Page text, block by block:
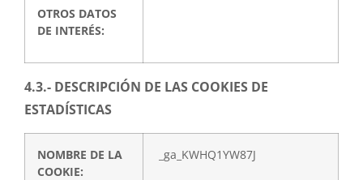
OTROS DATOS
DE INTERÉS:
4.3.- DESCRIPCIÓN DE LAS COOKIES DE
ESTADÍSTICAS
NOMBRE DE LA
COOKIE:
_ga_KWHQ1YW87J